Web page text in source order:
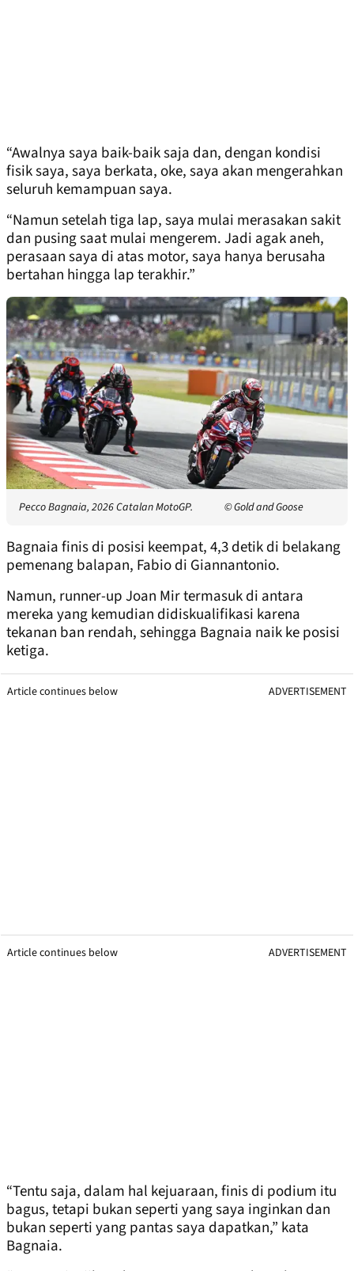
“Awalnya saya baik-baik saja dan, dengan kondisi
fisik saya, saya berkata, oke, saya akan mengerahkan
seluruh kemampuan saya.
“Namun setelah tiga lap, saya mulai merasakan sakit
dan pusing saat mulai mengerem. Jadi agak aneh,
perasaan saya di atas motor, saya hanya berusaha
bertahan hingga lap terakhir.”
Pecco Bagnaia, 2026 Catalan MotoGP. © Gold and Goose
Bagnaia finis di posisi keempat, 4,3 detik di belakang
pemenang balapan, Fabio di Giannantonio.
Namun, runner-up Joan Mir termasuk di antara
mereka yang kemudian didiskualifikasi karena
tekanan ban rendah, sehingga Bagnaia naik ke posisi
ketiga.
Article continues below ADVERTISEMENT
Article continues below ADVERTISEMENT
“Tentu saja, dalam hal kejuaraan, finis di podium itu
bagus, tetapi bukan seperti yang saya inginkan dan
bukan seperti yang pantas saya dapatkan,” kata
Bagnaia.